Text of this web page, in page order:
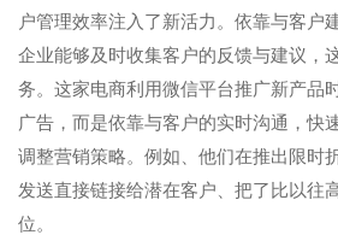
户管理效率注入了新活力。依靠与客户
企业能够及时收集客户的反馈与建议，
务。这家电商利用微信平台推广新产品
广告，而是依靠与客户的实时沟通，快
调整营销策略。例如、他们在推出限时
发送直接链接给潜在客户、把了比以往
位。